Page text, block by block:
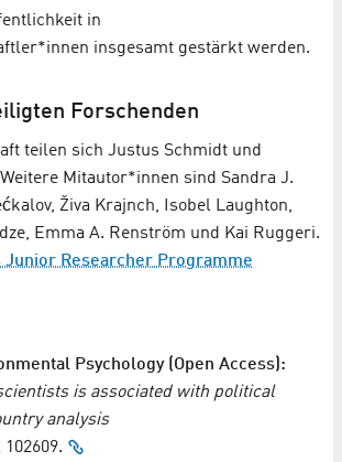
in
insgesamt gestärkt werden.
Forschenden
teilen sich Justus Schmidt und
Mitautor*innen sind Sandra J.
Živa Krajnch, Isobel Laughton,
Emma A. Renström und Kai Ruggeri.
Junior Researcher Programme
Psychology (Open Access):
is associated with political
analysis